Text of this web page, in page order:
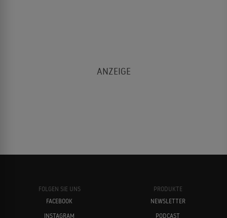
FOLGEN SIE UNS
FACEBOOK
INSTAGRAM
PRODUKTE
NEWSLETTER
PODCAST